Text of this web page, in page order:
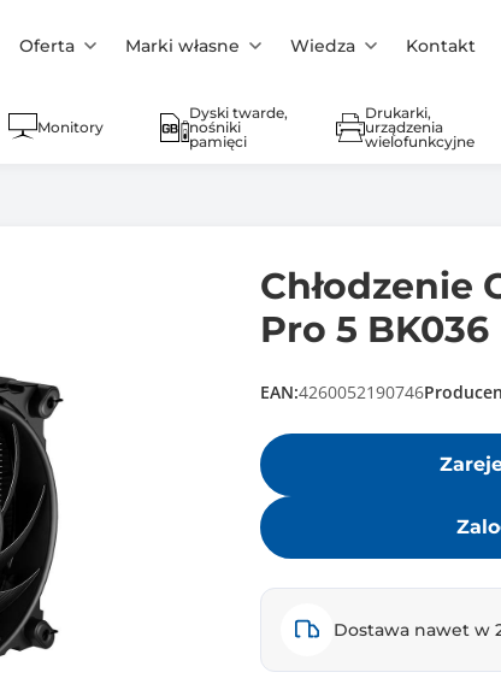
Oferta Marki własne Wiedza Kontakt
Monitory
Dyski twarde,
nośniki
pamięci
Drukarki,
urządzenia
wielofunkcyjne
Chłodzenie
Pro 5 BK036
EAN:4260052190746
Dostawa nawet w